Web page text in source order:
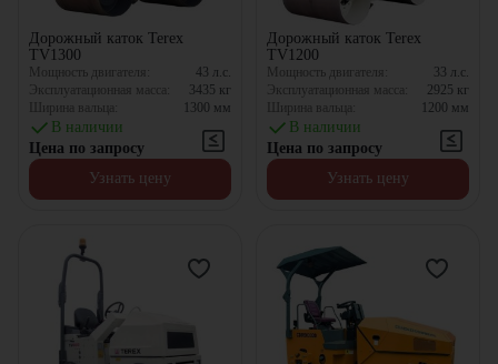
Дорожный каток Terex
TV1300
Мощность двигателя: 43 л.с.
Эксплуатационная масса:
3435 кг
Ширина вальца:
1300 мм
В наличии
Цена по запросу
Узнать цену
Дорожный каток Terex
TV1200
Мощность двигателя: 33 л.с.
Эксплуатационная масса:
2925 кг
Ширина вальца:
1200 мм
В наличии
Цена по запросу
Узнать цену